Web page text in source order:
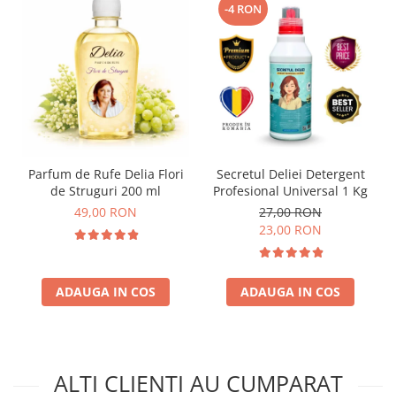
Parfum de Rufe Delia Flori
de Struguri 200 ml
49,00 RON
ADAUGA IN COS
-4 RON
Secretul Deliei Detergent
Profesional Universal 1 Kg
27,00 RON
23,00 RON
ADAUGA IN COS
ALTI CLIENTI AU CUMPARAT